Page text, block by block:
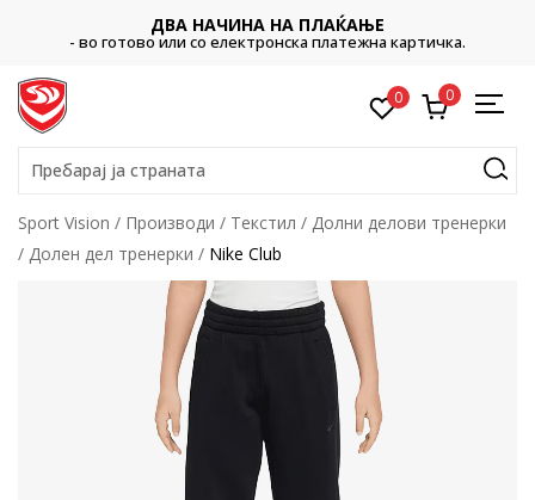
ДВА НАЧИНА НА ПЛАЌАЊЕ
- во готово или со електронска платежна картичка.
0 0
Пребарај ја страната
Sport Vision Производи Текстил
Долни делови тренерки
Долен дел тренерки
Nike Club